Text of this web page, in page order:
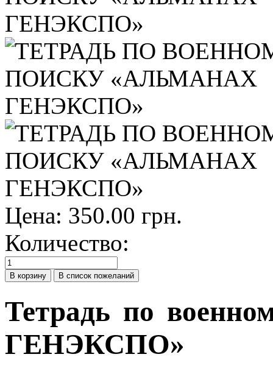
Цена: 350.00 грн.
Количество:
Тетрадь по
ГЕНЭКСПО»